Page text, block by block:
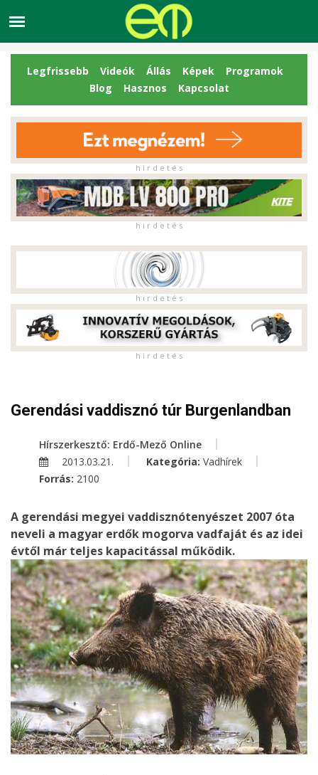
Legfrissebb Videók Állás Képek
Programok
Blog
Hasznos Kapcsolat
h i r d e t é s
h i r d e t é s
h i r d e t é s
h i r d e t é s
Gerendási vaddisznó túr Burgenlandban
Hírszerkesztő: Erdő-Mező Online
2013.03.21.
Kategória: Vadhírek
Forrás: 2100
A gerendási megyei vaddisznótenyészet 2007 óta
neveli a magyar erdők mogorva vadfaját és az idei
évtől már teljes kapacitással működik.